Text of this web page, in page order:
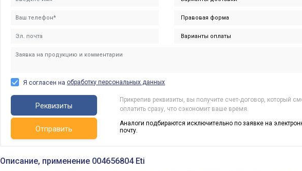
Я согласен на обработку персональных данных
Реквизиты
Прикрепив реквизиты, вы получите счет-договор, который
оплатить сразу, что сэкономит ваше время.
Отправить
Аналоги подбираются исключительно по заявке на
почту.
Описание, применение 004656804 Eti